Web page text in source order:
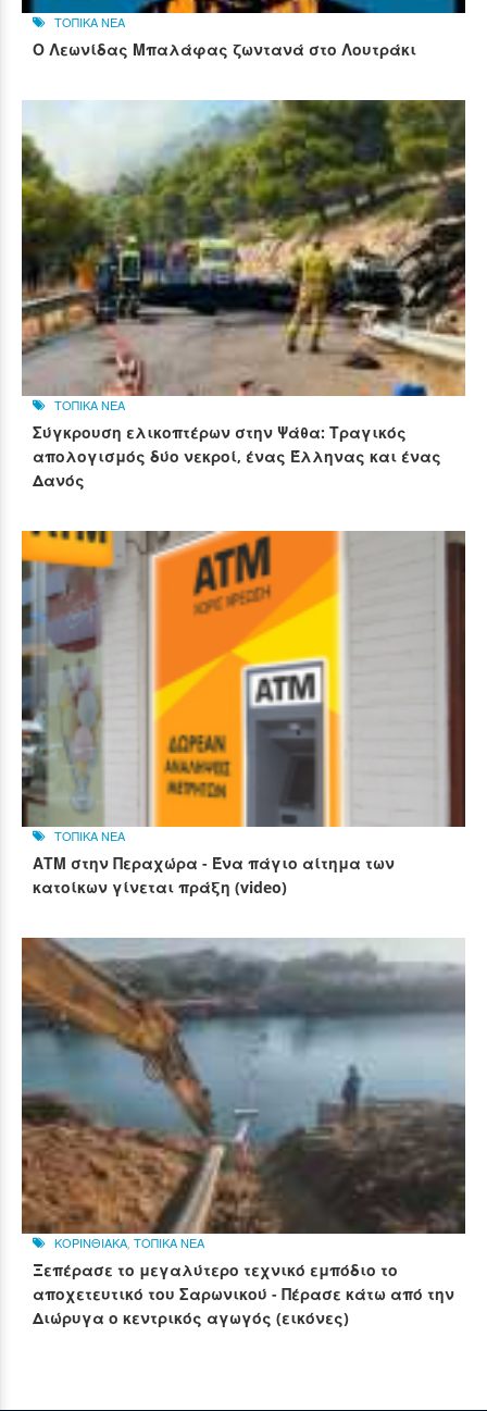
ΤΟΠΙΚΑ ΝΕΑ
Ο Λεωνίδας Μπαλάφας ζωντανά στο Λουτράκι
ΤΟΠΙΚΑ ΝΕΑ
Σύγκρουση ελικοπτέρων στην Ψάθα: Τραγικός
απολογισμός δύο νεκροί, ένας Έλληνας και ένας
Δανός
ΤΟΠΙΚΑ ΝΕΑ
ΑΤΜ στην Περαχώρα - Ένα πάγιο αίτημα των
κατοίκων γίνεται πράξη (video)
ΚΟΡΙΝΘΙΑΚΑ ΤΟΠΙΚΑ ΝΕΑ
Ξεπέρασε το μεγαλύτερο τεχνικό εμπόδιο το
αποχετευτικό του Σαρωνικού - Πέρασε κάτω από την
Διώρυγα ο κεντρικός αγωγός (εικόνες)